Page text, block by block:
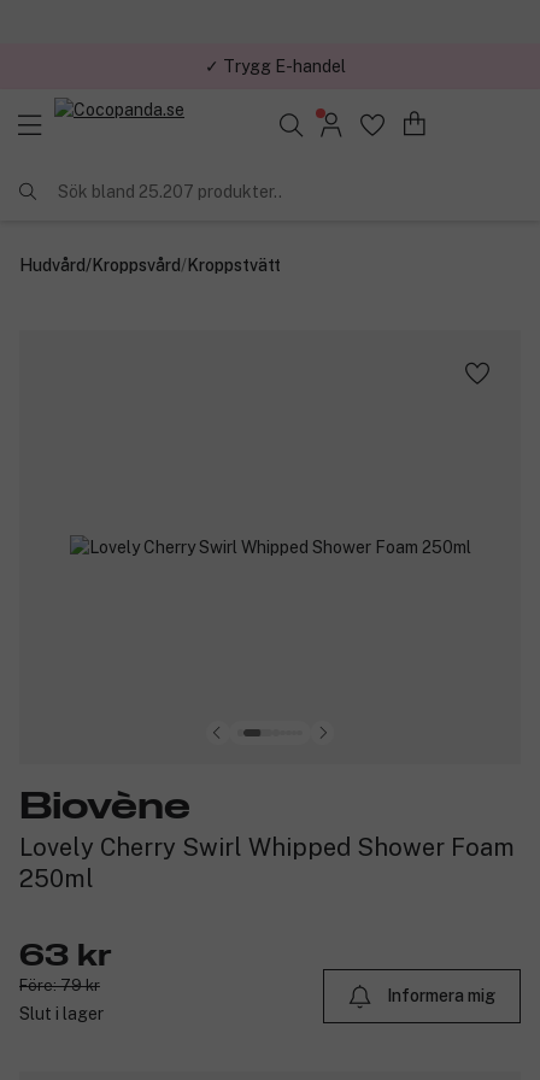
✓ Trygg E-handel
Sök bland 25.207 produkter..
Hudvård/Kroppsvård/Kroppstvätt
Biovène
Lovely Cherry Swirl Whipped Shower Foam
250ml
63 kr
Före: 79 kr
Slut i lager
Informera mig